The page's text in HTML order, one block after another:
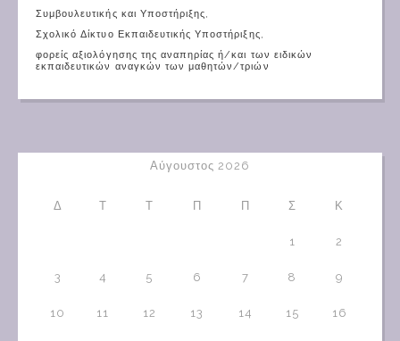
Συμβουλευτικής και Υποστήριξης,
Σχολικό Δίκτυο Εκπαιδευτικής Υποστήριξης,
φορείς αξιολόγησης της αναπηρίας ή/και των ειδικών
εκπαιδευτικών αναγκών των μαθητών/τριών
Αύγουστος 2026
Δ Τ Τ Π Π Σ Κ
1 2
3 4 5 6 7 8 9
10 11 12 13 14 15 16